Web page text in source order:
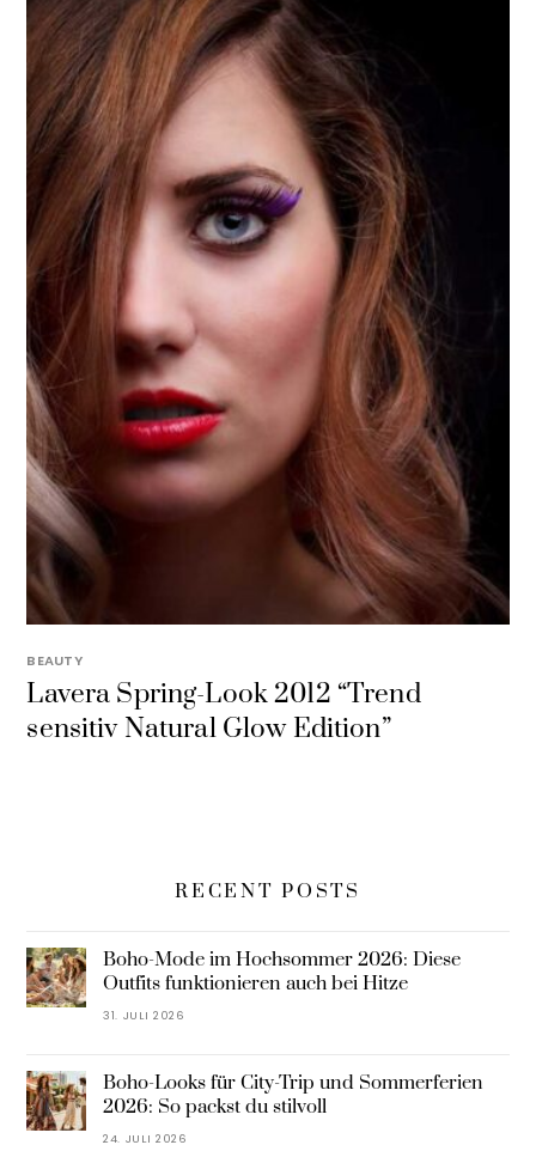
BEAUTY
Lavera Spring-Look 2012 “Trend
sensitiv Natural Glow Edition”
RECENT POSTS
Boho-Mode im Hochsommer 2026: Diese
Outfits funktionieren auch bei Hitze
31. JULI 2026
Boho-Looks für City-Trip und Sommerferien
2026: So packst du stilvoll
24. JULI 2026